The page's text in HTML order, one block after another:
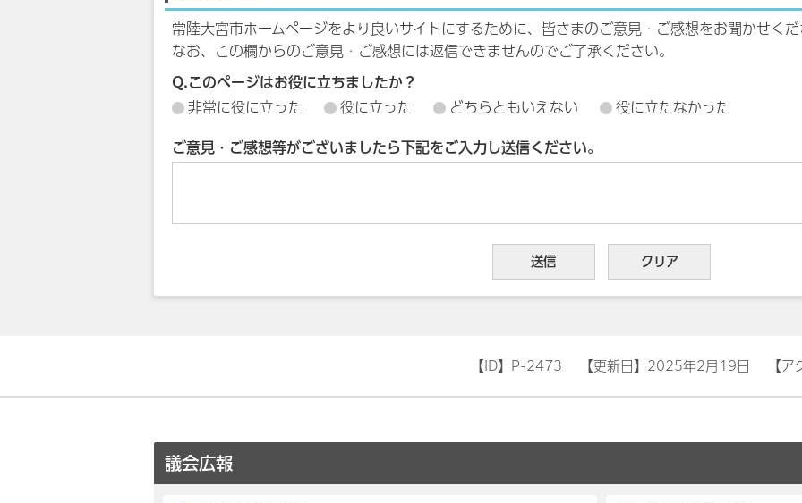
常陸大宮市ホームページをより良いサイトにするために、皆さまのご意見・ご感想をお聞かせく
なお、この欄からのご意見・ご感想には返信できませんのでご了承ください。
Q.このページはお役に立ちましたか？
非常に役に立った
役に立った どちらともいえない 役に立たなかった
ご意見・ご感想等がございましたら下記をご入力し送信ください。
【ID】 P-2473 【更新日】 2025年2月19日 【ア
議会広報